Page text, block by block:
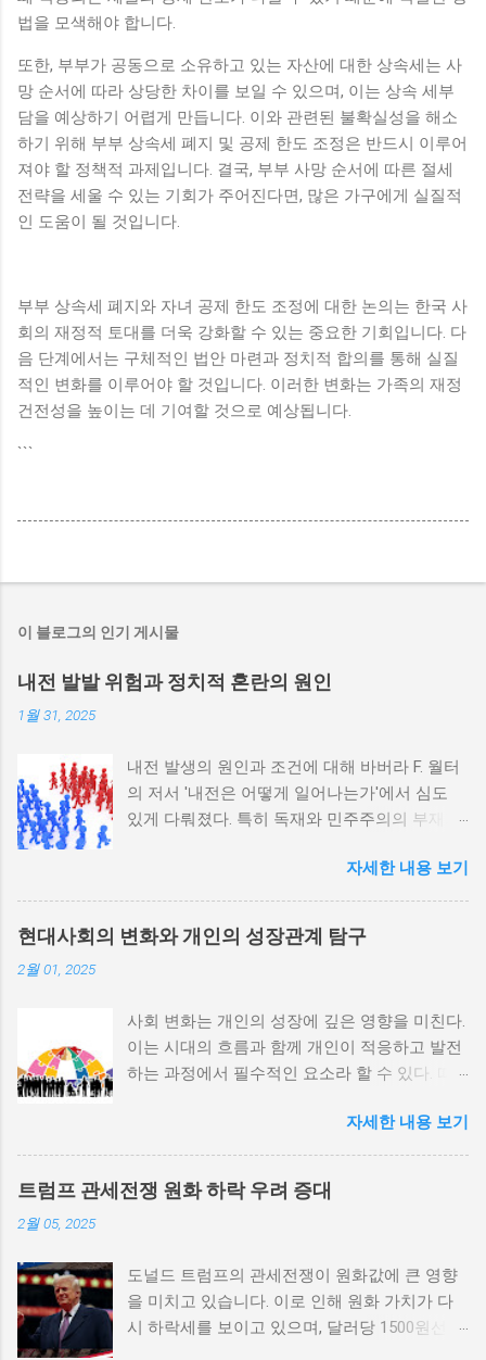
법을 모색해야 합니다.
또한, 부부가 공동으로 소유하고 있는 자산에 대한 상속세는 사
망 순서에 따라 상당한 차이를 보일 수 있으며, 이는 상속 세부
담을 예상하기 어렵게 만듭니다. 이와 관련된 불확실성을 해소
하기 위해 부부 상속세 폐지 및 공제 한도 조정은 반드시 이루어
져야 할 정책적 과제입니다. 결국, 부부 사망 순서에 따른 절세
전략을 세울 수 있는 기회가 주어진다면, 많은 가구에게 실질적
인 도움이 될 것입니다.
부부 상속세 폐지와 자녀 공제 한도 조정에 대한 논의는 한국 사
회의 재정적 토대를 더욱 강화할 수 있는 중요한 기회입니다. 다
음 단계에서는 구체적인 법안 마련과 정치적 합의를 통해 실질
적인 변화를 이루어야 할 것입니다. 이러한 변화는 가족의 재정
건전성을 높이는 데 기여할 것으로 예상됩니다.
```
이 블로그의 인기 게시물
내전 발발 위험과 정치적 혼란의 원인
1월 31, 2025
내전 발생의 원인과 조건에 대해 바버라 F. 월터
의 저서 '내전은 어떻게 일어나는가'에서 심도
있게 다뤄졌다. 특히 독재와 민주주의의 부재가
정치적 파벌화와 경제·군사 체제의 불안정성이
내전의 촉매제가 된다는 사실은 우리에게 중요
한 교훈을 준다. 정치적 불안정성과 내전 발발
위험 정치적 불안정성은 내전 발발의 핵심 요인
적 갈등이 심화되고, 이로 인해 내전의 위험이
증가한다. 이와 같은 경우, 국민들은 정부에 대
한 불만을 느끼고, 체제 전복을 위해 무장 세력
역사적으로도 정치적 불안정성이 높은 국가에
서는 종종 내전이 발발했던 예가 많다. 이러한
비극적인 상황을 방지하기 위해서는 먼저 정치
한 원인 중 하나는 경제적 불균형이다. 경제가
일부 계층에 의해 독점되고, 대다수의 국민이 경
제적 불안정과 빈곤 속에서 고통받게 되면, 사회
자세한 내용 보기
현대사회의 변화와 개인의 성장관계 탐구
2월 01, 2025
사회 변화는 개인의 성장에 깊은 영향을 미친다.
이는 시대의 흐름과 함께 개인이 적응하고 발전
하는 과정에서 필수적인 요소라 할 수 있다. 따
탐구하는 것이 필요하다. 사회 변화의 의미와 구
조 사회 변화란 특정 사회의 구조, 문화, 가치관
등이 시간이 지남에 따라 변화하는 과정을 의미
한다. 이러한 변화는 다양한 요인에 의해 발생할
이루어진다. 예를 들어, 산업 혁명은 사람들이
일하는 방식과 생활 방식을 완전히 변화시켰다.
이에 따라 개인의 역할과 목표 또한 변화할 수밖
자세한 내용 보기
트럼프 관세전쟁 원화 하락 우려 증대
2월 05, 2025
도널드 트럼프의 관세전쟁이 원화값에 큰 영향
을 미치고 있습니다. 이로 인해 원화 가치가 다
시 하락세를 보이고 있으며, 달러당 1500원선이